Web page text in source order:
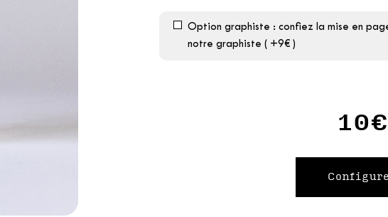
Option graphiste : confiez la mise en
notre graphiste ( +9€ )
10€